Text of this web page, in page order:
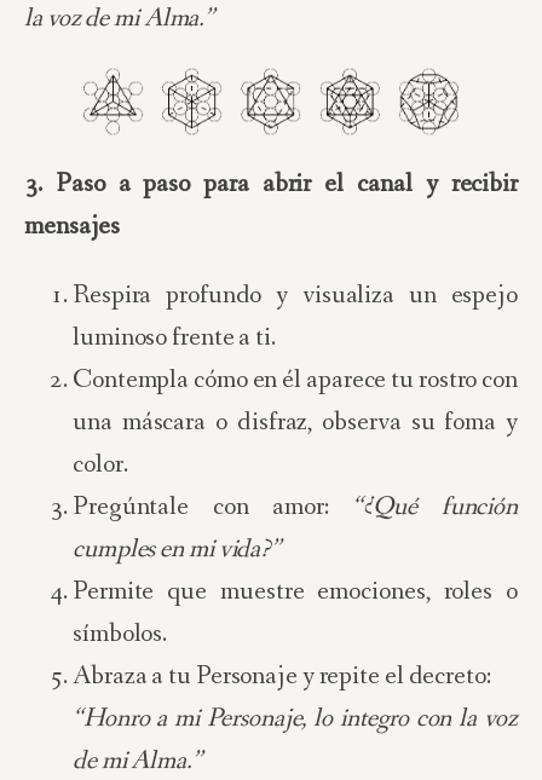
la voz de mi Alma.”
3. Paso a paso para abrir el canal y recibir
mensajes
Respira profundo y visualiza un espejo
luminoso frente a ti.
Contempla cómo en él aparece tu rostro con
una máscara o disfraz, observa su foma y
color.
Pregúntale con amor: “¿Qué función
cumples en mi vida?”
Permite que muestre emociones, roles o
símbolos.
Abraza a tu Personaje y repite el decreto:
“Honro a mi Personaje, lo integro con la voz
de mi Alma.”